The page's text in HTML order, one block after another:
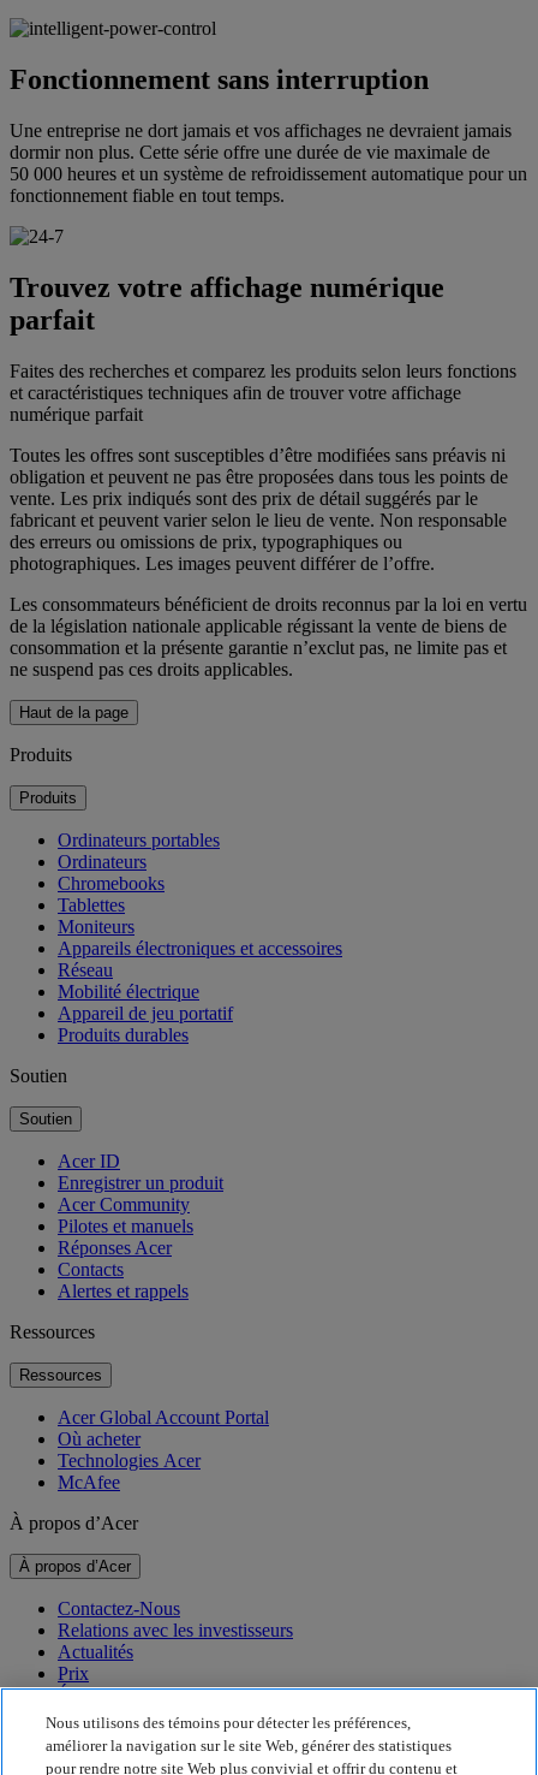
Fonctionnement sans interruption
Une entreprise ne dort jamais et vos affichages ne devraient jamais
dormir non plus. Cette série offre une durée de vie maximale de
50 000 heures et un système de refroidissement automatique pour un
fonctionnement fiable en tout temps.
Trouvez votre affichage numérique
parfait
Faites des recherches et comparez les produits selon leurs fonctions
et caractéristiques techniques afin de trouver votre affichage
numérique parfait
Toutes les offres sont susceptibles d’être modifiées sans préavis ni
obligation et peuvent ne pas être proposées dans tous les points de
vente. Les prix indiqués sont des prix de détail suggérés par le
fabricant et peuvent varier selon le lieu de vente. Non responsable
des erreurs ou omissions de prix, typographiques ou
photographiques. Les images peuvent différer de l’offre.
Les consommateurs bénéficient de droits reconnus par la loi en vertu
de la législation nationale applicable régissant la vente de biens de
consommation et la présente garantie n’exclut pas, ne limite pas et
ne suspend pas ces droits applicables.
Haut de la page
Produits
Produits
Ordinateurs portables
Ordinateurs
Chromebooks
Tablettes
Moniteurs
Appareils électroniques et accessoires
Réseau
Mobilité électrique
Appareil de jeu portatif
Produits durables
Soutien
Soutien
Acer ID
Enregistrer un produit
Acer Community
Pilotes et manuels
Réponses Acer
Contacts
Alertes et rappels
Ressources
Ressources
Acer Global Account Portal
Où acheter
Technologies Acer
McAfee
À propos d’Acer
À propos d’Acer
Contactez-Nous
Relations avec les investisseurs
Actualités
Prix
Événements
Durabilité
Nous utilisons des témoins pour détecter les préférences,
améliorer la navigation sur le site Web, générer des statistiques
pour rendre notre site Web plus convivial et offrir du contenu et